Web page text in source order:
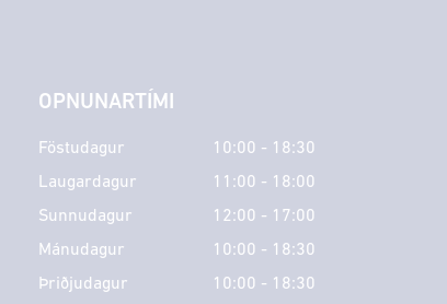
OPNUNARTÍMI
Föstudagur
10:00 - 18:30
Laugardagur
11:00 - 18:00
Sunnudagur
12:00 - 17:00
Mánudagur
10:00 - 18:30
Þriðjudagur
10:00 - 18:30